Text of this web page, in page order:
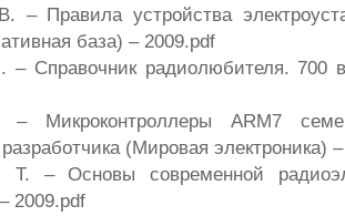
– Правила устройства
база) – 2009.pdf
Справочник радиолюбителя. 700
Микроконтроллеры ARM7
(Мировая электроника)
– Основы современной
2009.pdf